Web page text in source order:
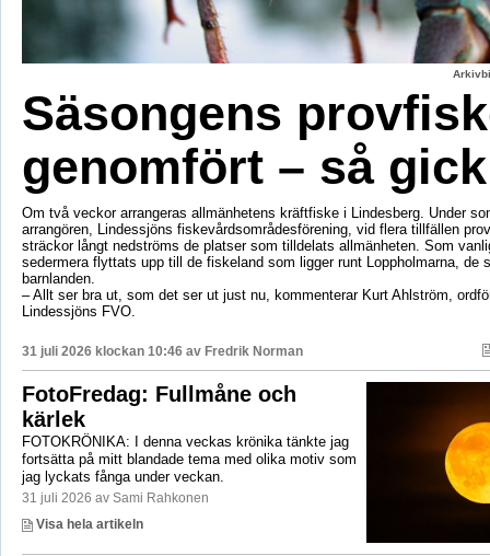
Säsongens
genomfört – så
Om två veckor arrangeras allmänhetens kräftfiske i Lindesberg. Under
arrangören, Lindessjöns fiskevårdsområdesförening, vid flera tillfällen
sträckor långt nedströms de platser som tilldelats allmänheten. Som
sedermera flyttats upp till de fiskeland som ligger runt Loppholmarna, de
barnlanden.
– Allt ser bra ut, som det ser ut just nu, kommenterar Kurt Ahlström,
Lindessjöns FVO.
31 juli 2026 klockan 10:46 av Fredrik Norman
FotoFredag: Fullmåne och
kärlek
FOTOKRÖNIKA: I denna veckas krönika tänkte jag
fortsätta på mitt blandade tema med olika motiv som
jag lyckats fånga under veckan.
31 juli 2026 av Sami Rahkonen
Visa hela artikeln